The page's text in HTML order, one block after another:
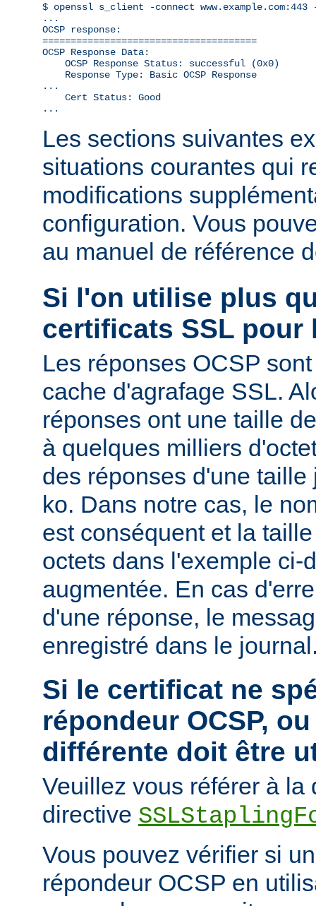
$ openssl s_client -connect www.example.com:443
...
OCSP response:
======================================
OCSP Response Data:
    OCSP Response Status: successful (0x0)
    Response Type: Basic OCSP Response
...
    Cert Status: Good
...
Les sections suivantes
situations courantes qui
modifications
configuration. Vous
au manuel de référence
Si l'on utilise plus
certificats SSL pour
Les réponses OCSP
cache d'agrafage SSL.
réponses ont une taille
à quelques milliers
des réponses d'une
ko. Dans notre cas, le
est conséquent et la
octets dans l'exemple ci-
augmentée. En cas
d'une réponse, le
enregistré dans le
Si le certificat ne
répondeur OCSP,
différente doit être
Veuillez vous référer à la
directive
Vous pouvez vérifier si
répondeur OCSP en